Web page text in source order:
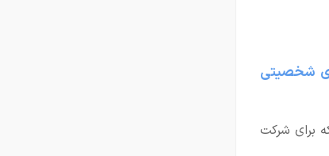
شخصیتی
برای شرکت